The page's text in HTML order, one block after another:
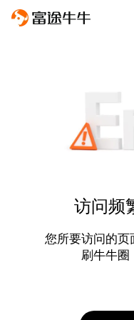
访问频
您所要访问的页
刷牛牛圈